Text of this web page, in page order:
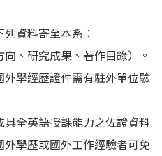
資料寄至本系：
、研究成果、著作目錄）。
學經歷證件需有駐外單位驗
全英語授課能力之佐證資料
外學歷或國外工作經驗者可免